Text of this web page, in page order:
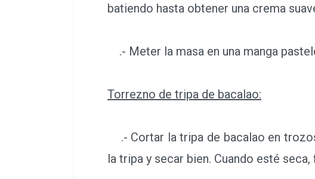
batiendo hasta obtener una crema
.- Meter la masa en una manga
Torrezno de tripa de bacalao:
.- Cortar la tripa de bacalao en
la tripa y secar bien. Cuando esté